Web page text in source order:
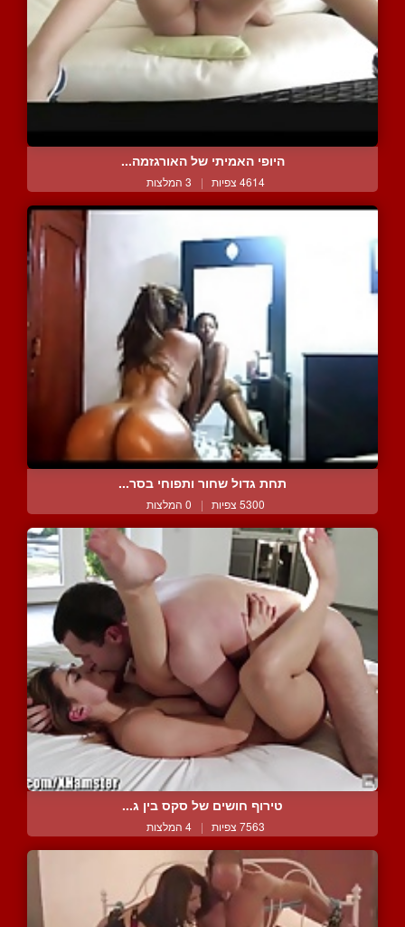
היופי האמיתי של האורגזמה...
4614 צפיות | 3 המלצות
תחת גדול שחור ותפוחי בסר...
5300 צפיות | 0 המלצות
טירוף חושים של סקס בין ג...
7563 צפיות | 4 המלצות